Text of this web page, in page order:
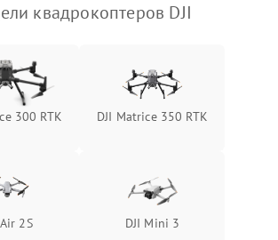
квадрокоптеров DJI
300 RTK DJI Matrice 350 RTK
2S DJI Mini 3